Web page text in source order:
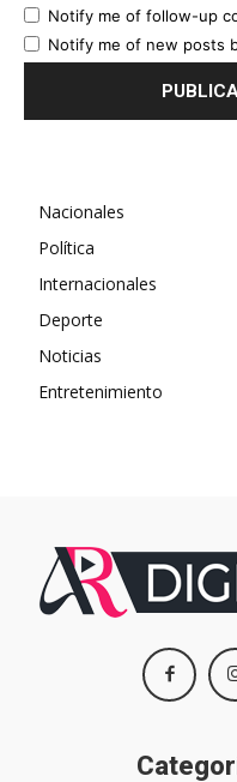
Notify me of follow-up
Notify me of new posts
Nacionales
Política
Internacionales
Deporte
Noticias
Entretenimiento